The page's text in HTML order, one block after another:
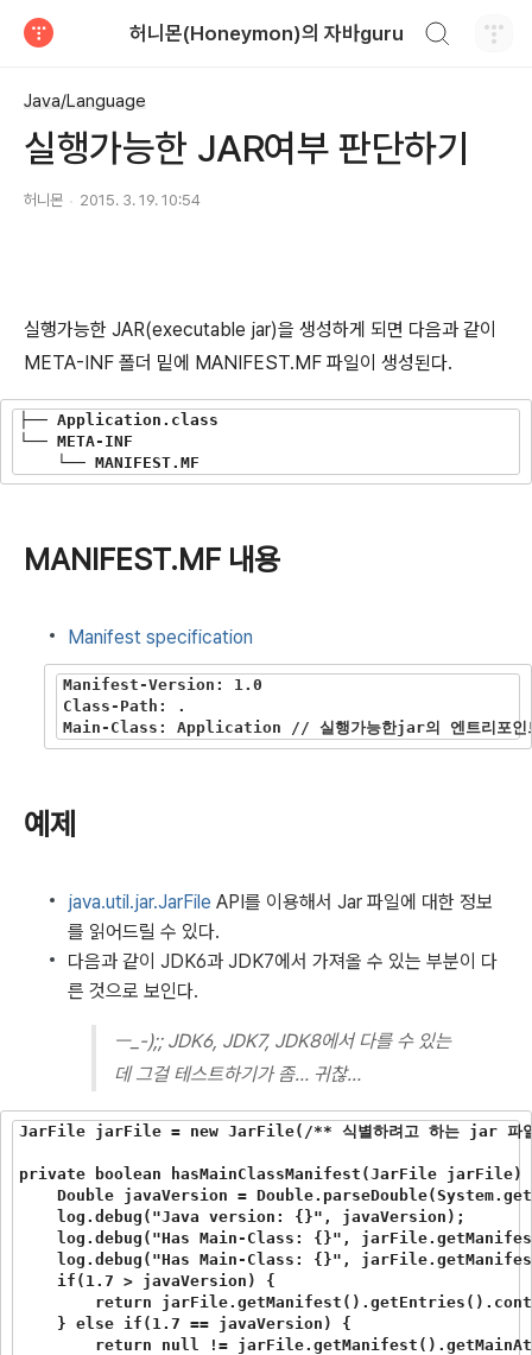
허니몬(Honeymon)의 자바guru
Java/Language
실행가능한 JAR여부 판단하기
허니몬 2015. 3. 19. 10:54
실행가능한 JAR(executable jar)을 생성하게 되면 다음과 같이
META-INF 폴더 밑에 MANIFEST.MF 파일이 생성된다.
├── Application.class
└── META-INF
MANIFEST.MF 내용
Manifest specification
Manifest-Version: 1.0
Class-Path: .
예제
java.util.jar.JarFile API를 이용해서 Jar 파일에 대한 정보
를 읽어드릴 수 있다.
다음과 같이 JDK6과 JDK7에서 가져올 수 있는 부분이 다
른 것으로 보인다.
ㅡ_-);; JDK6, JDK7, JDK8에서 다를 수 있는
데 그걸 테스트하기가 좀… 귀찮…
JarFile jarFile = new JarFile(/** 식별하려고 하는 jar 파
private boolean hasMainClassManifest(JarFile jarFile)
Double javaVersion =
    log.debug("Java version: {}", javaVersion);
log.debug("Has Main-Class: {}",
log.debug("Has Main-Class: {}",
    if(1.7 > javaVersion) {
return
    } else if(1.7 == javaVersion) {
return null !=